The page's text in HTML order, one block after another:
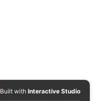
Built with Interactive Studio